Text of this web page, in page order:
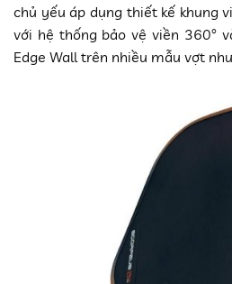
chủ yếu áp dụng thiết kế khung
với hệ thống bảo vệ viền 360°
Edge Wall trên nhiều mẫu vợt